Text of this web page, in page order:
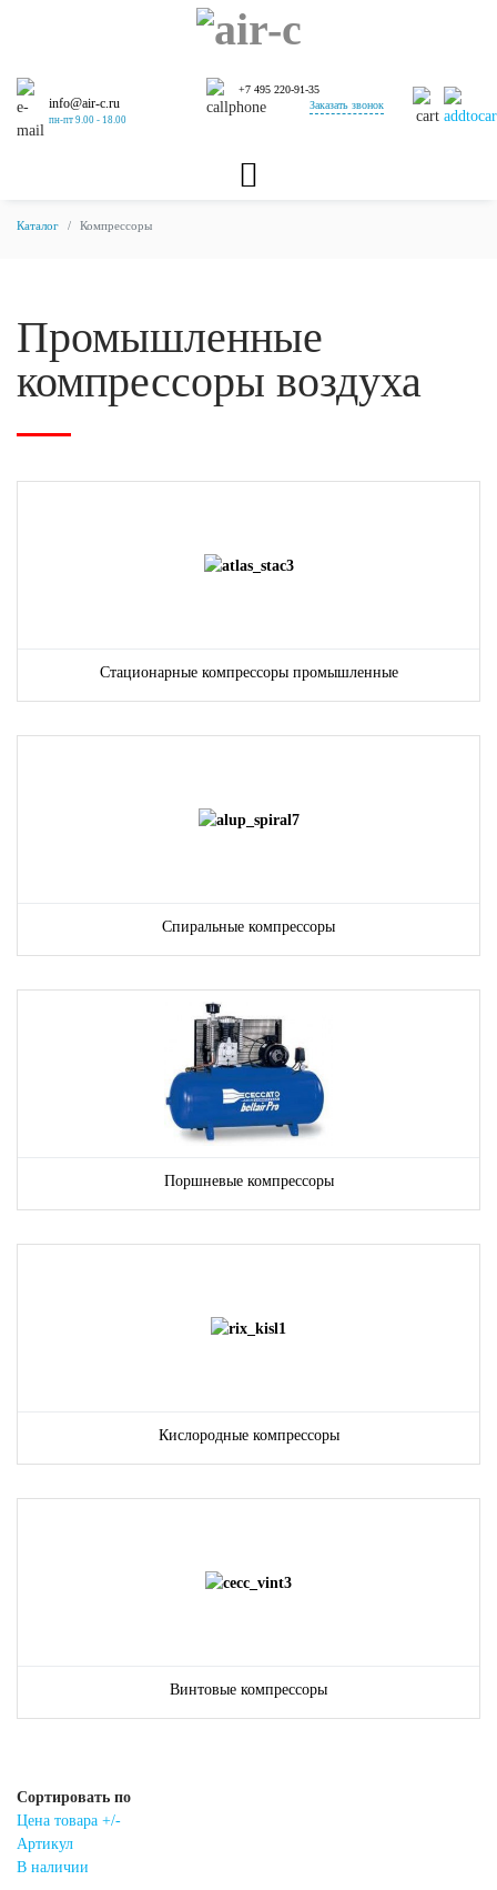
info@air-c.ru
пн-пт 9.00 - 18.00
+7 495 220-91-35
Заказать звонок
Каталог Компрессоры
Промышленные
компрессоры воздуха
Стационарные компрессоры промышленные
Спиральные компрессоры
Поршневые компрессоры
Кислородные компрессоры
Винтовые компрессоры
Сортировать по
Цена товара +/-
Артикул
В наличии